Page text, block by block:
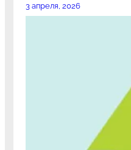
3 апреля, 2026